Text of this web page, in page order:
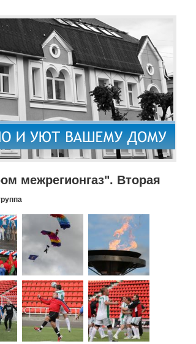
межрегионгаз". Вторая